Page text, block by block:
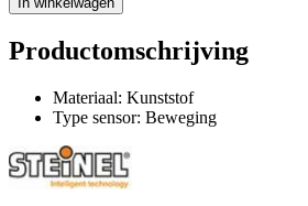
Productomschrijving
Materiaal: Kunststof
Type sensor: Beweging